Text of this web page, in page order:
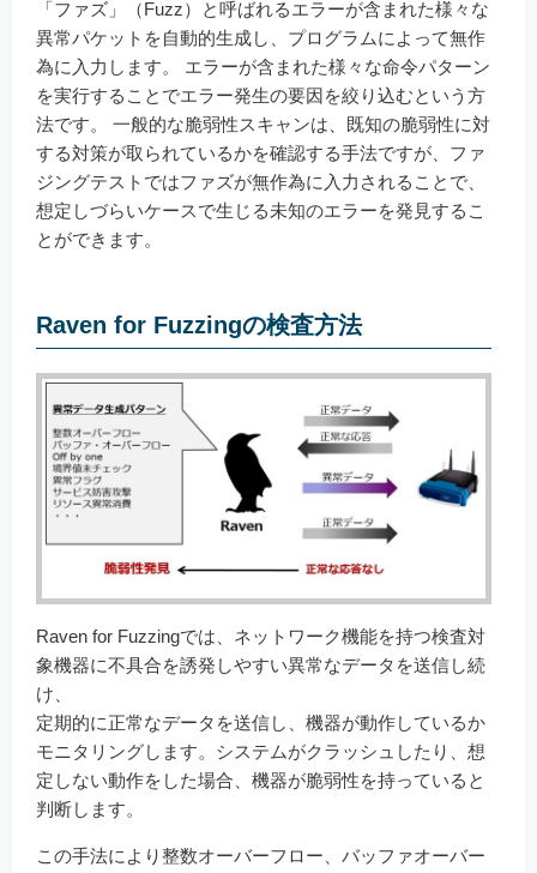
「ファズ」（Fuzz）と呼ばれるエラーが含まれた様々な
異常パケットを自動的生成し、プログラムによって無作
為に入力します。 エラーが含まれた様々な命令パターン
を実行することでエラー発生の要因を絞り込むという方
法です。 一般的な脆弱性スキャンは、既知の脆弱性に対
する対策が取られているかを確認する手法ですが、ファ
ジングテストではファズが無作為に入力されることで、
想定しづらいケースで生じる未知のエラーを発見するこ
とができます。
Raven for Fuzzingの検査方法
Raven for Fuzzingでは、ネットワーク機能を持つ検査対
象機器に不具合を誘発しやすい異常なデータを送信し続
け、
定期的に正常なデータを送信し、機器が動作しているか
モニタリングします。システムがクラッシュしたり、想
定しない動作をした場合、機器が脆弱性を持っていると
判断します。
この手法により整数オーバーフロー、バッファオーバー